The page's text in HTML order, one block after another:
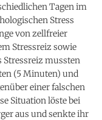
Tagen im
Stress
von zellfreier
Stressreiz sowie
Stressreiz mussten
(5 Minuten) und
einer falschen
Situation löste bei
aus und senkte ihr